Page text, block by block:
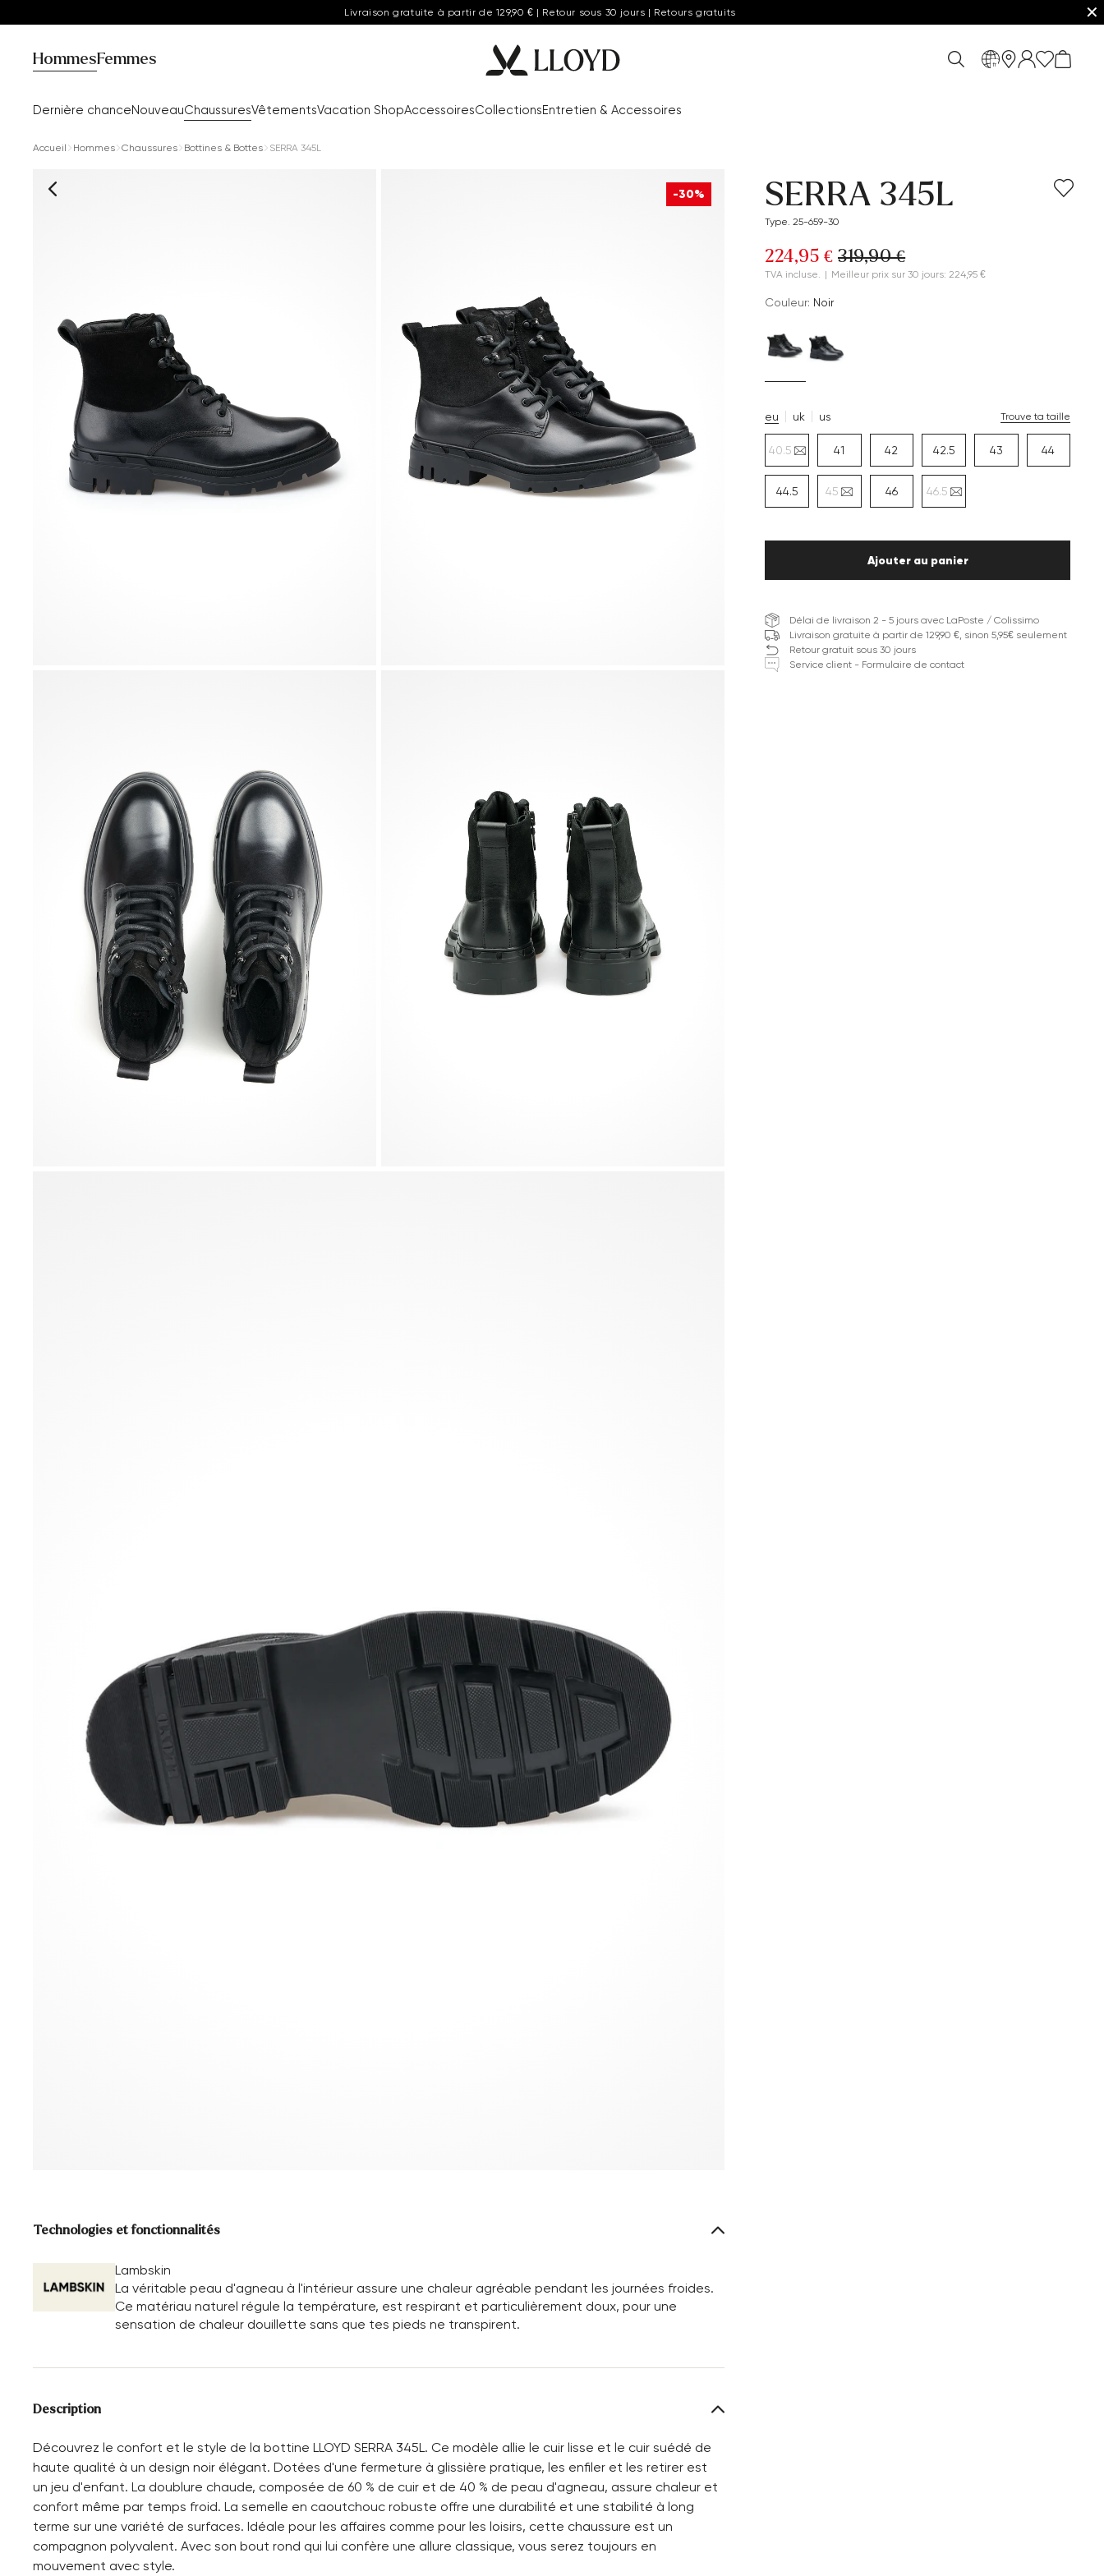
Livraison gratuite à partir de 129,90 € | Retour sous 30 jours | Retours gratuits ✕
Hommes
Dernière chanceNouveauChaussuresVêtementsVacation ShopAccessoiresCollectionsEntretien & Accessoires
Femmes fr
Accueil Hommes Chaussures Bottines & Bottes SERRA 345L
-30%
Technologies et fonctionnalités
Lambskin
La véritable peau d'agneau à l'intérieur assure une chaleur agréable pendant les journées froides.
Ce matériau naturel régule la température, est respirant et particulièrement doux, pour une
sensation de chaleur douillette sans que tes pieds ne transpirent.
Description
Découvrez le confort et le style de la bottine LLOYD SERRA 345L. Ce modèle allie le cuir lisse et le cuir suédé de
haute qualité à un design noir élégant. Dotées d'une fermeture à glissière pratique, les enfiler et les retirer est
un jeu d'enfant. La doublure chaude, composée de 60 % de cuir et de 40 % de peau d'agneau, assure chaleur et
confort même par temps froid. La semelle en caoutchouc robuste offre une durabilité et une stabilité à long
terme sur une variété de surfaces. Idéale pour les affaires comme pour les loisirs, cette chaussure est un
compagnon polyvalent. Avec son bout rond qui lui confère une allure classique, vous serez toujours en
mouvement avec style.
SERRA 345L
Type. 25-659-30
224,95 € 319,90 €
TVA incluse. | Meilleur prix sur 30 jours: 224,95 €
Couleur: Noir
eu uk us Trouve ta taille
40.5 41 42 42.5 43 44
44.5 45 46 46.5
Ajouter au panier
Délai de livraison 2 - 5 jours avec LaPoste / Colissimo
Livraison gratuite à partir de 129,90 €, sinon 5,95€ seulement
Retour gratuit sous 30 jours
Service client - Formulaire de contact